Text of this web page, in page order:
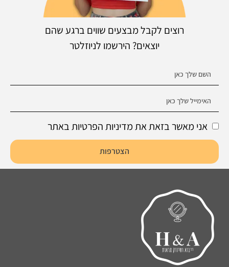
רוצים לקבל מבצעים שווים ברגע שהם
יוצאים? הירשמו לניוזלטר
אני מאשר בזאת את מדיניות הפרטיות באתר
הצטרפות